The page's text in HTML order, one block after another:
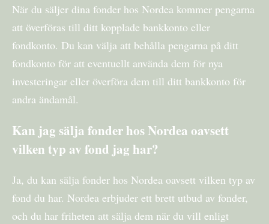
När du säljer dina fonder hos Nordea kommer pengarna
att överföras till ditt kopplade bankkonto eller
fondkonto. Du kan välja att behålla pengarna på ditt
fondkonto för att eventuellt använda dem för nya
investeringar eller överföra dem till ditt bankkonto för
andra ändamål.
Kan jag sälja fonder hos Nordea oavsett
vilken typ av fond jag har?
Ja, du kan sälja fonder hos Nordea oavsett vilken typ av
fond du har. Nordea erbjuder ett brett utbud av fonder,
och du har friheten att sälja dem när du vill enligt